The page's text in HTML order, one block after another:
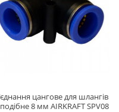
цангове для шлангів
8 мм AIRKRAFT SPV08